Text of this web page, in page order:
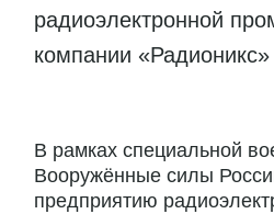
радиоэлектронной
компании «Радионикс»
В рамках специальной
Вооружённые силы
предприятию